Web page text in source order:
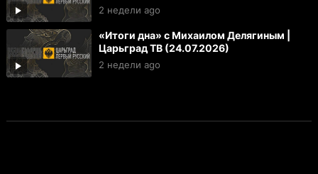
2 недели ago
«Итоги дна» с Михаилом Делягиным |
Царьград ТВ (24.07.2026)
2 недели ago